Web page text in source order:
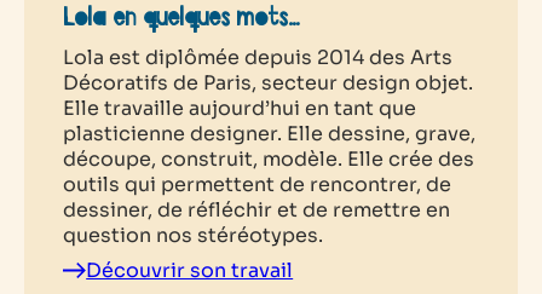
Lola en quelques mots…
Lola est diplômée depuis 2014 des Arts
Décoratifs de Paris, secteur design objet.
Elle travaille aujourd’hui en tant que
plasticienne designer. Elle dessine, grave,
découpe, construit, modèle. Elle crée des
outils qui permettent de rencontrer, de
dessiner, de réfléchir et de remettre en
question nos stéréotypes.
Découvrir son travail